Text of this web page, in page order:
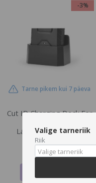
-3%
Tarne pikem kui 7 päeva
Cut ID Charging Dock For
Laadimisplokk , 1 tk
€13.11 €12.72
Valige tarneriik
Riik
Valige tarneriik